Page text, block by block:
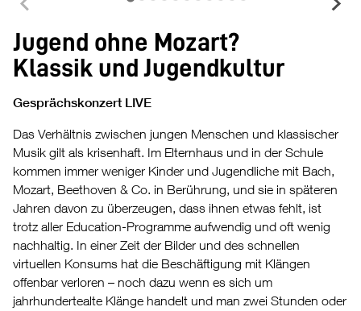
Jugend ohne Mozart?
Klassik und Jugendkultur
Gesprächskonzert LIVE
Das Verhältnis zwischen jungen Menschen und klassischer
Musik gilt als krisenhaft. Im Elternhaus und in der Schule
kommen immer weniger Kinder und Jugendliche mit Bach,
Mozart, Beethoven & Co. in Berührung, und sie in späteren
Jahren davon zu überzeugen, dass ihnen etwas fehlt, ist
trotz aller Education-Programme aufwendig und oft wenig
nachhaltig. In einer Zeit der Bilder und des schnellen
virtuellen Konsums hat die Beschäftigung mit Klängen
offenbar verloren – noch dazu wenn es sich um
jahrhundertealte Klänge handelt und man zwei Stunden oder